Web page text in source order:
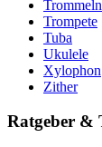
Trommeln
Trompete
Tuba
Ukulele
Xylophon
Zither
Ratgeber &